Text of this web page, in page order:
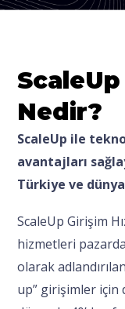
Nedir?
ScaleUp ile
avantajları
Türkiye ve
ScaleUp Girişim
hizmetleri
olarak
up” girişimler için